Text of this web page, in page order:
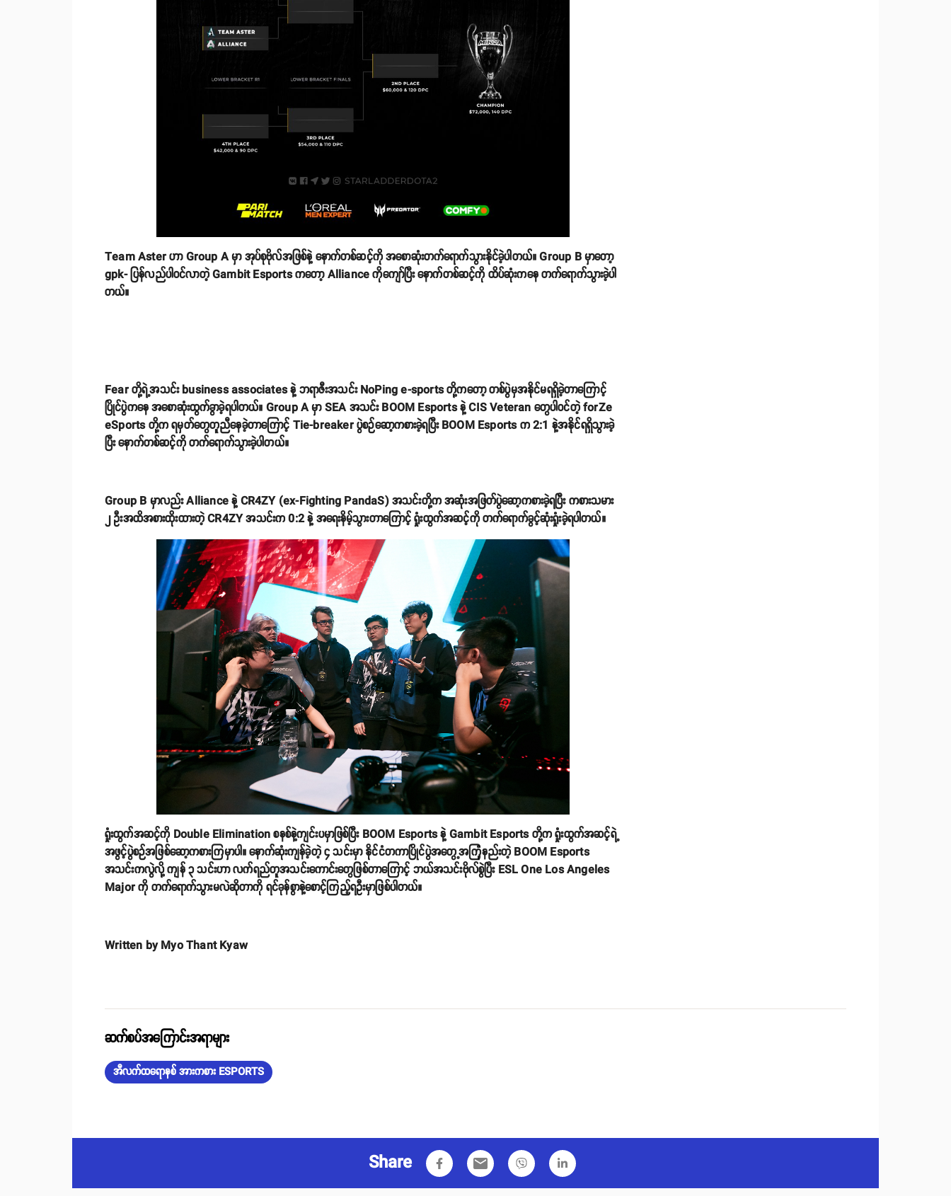
Team Aster ဟာ Group A မှာ အုပ်စုဗိုလ်အဖြစ်နဲ့ နောက်တစ်ဆင့်ကို အစောဆုံးတက်ရောက်သွားနိုင်ခဲ့ပါတယ်။ Group B မှာတော့
gpk- ပြန်လည်ပါဝင်လာတဲ့ Gambit Esports ကတော့ Alliance ကိုကျော်ပြီး နောက်တစ်ဆင့်ကို ထိပ်ဆုံးကနေ တက်ရောက်သွားခဲ့ပါ
တယ်။
Fear တို့ရဲ့အသင်း business associates နဲ့ ဘရာဇီးအသင်း NoPing e-sports တို့ကတော့ တစ်ပွဲမှအနိုင်မရရှိခဲ့တာကြောင့်
ပြိုင်ပွဲကနေ အစောဆုံးထွက်ခွာခဲ့ရပါတယ်။ Group A မှာ SEA အသင်း BOOM Esports နဲ့ CIS Veteran တွေပါဝင်တဲ့ forZe
eSports တို့က ရမှတ်တွေတူညီနေခဲ့တာကြောင့် Tie-breaker ပွဲစဉ်ဆော့ကစားခဲ့ရပြီး BOOM Esports က 2:1 နဲ့အနိုင်ရရှိသွားခဲ့
ပြီး နောက်တစ်ဆင့်ကို တက်ရောက်သွားခဲ့ပါတယ်။
Group B မှာလည်း Alliance နဲ့ CR4ZY (ex-Fighting PandaS) အသင်းတို့က အဆုံးအဖြတ်ပွဲဆော့ကစားခဲ့ရပြီး ကစားသမား
၂ ဦးအထိအစားထိုးထားတဲ့ CR4ZY အသင်းက 0:2 နဲ့ အရေးနိမ့်သွားတာကြောင့် ရှုံးထွက်အဆင့်ကို တက်ရောက်ခွင့်ဆုံးရှုံးခဲ့ရပါတယ်။
ရှုံးထွက်အဆင့်ကို Double Elimination စနစ်နဲ့ကျင်းပမှာဖြစ်ပြီး BOOM Esports နဲ့ Gambit Esports တို့က ရှုံးထွက်အဆင့်ရဲ့
အဖွင့်ပွဲစဉ်အဖြစ်ဆော့ကစားကြမှာပါ။ နောက်ဆုံးကျန်ခဲ့တဲ့ ၄ သင်းမှာ နိုင်ငံတကာပြိုင်ပွဲအတွေ့အကြုံနည်းတဲ့ BOOM Esports
အသင်းကလွဲလို့ ကျန် ၃ သင်းဟာ လက်ရည်တူအသင်းကောင်းတွေဖြစ်တာကြောင့် ဘယ်အသင်းဗိုလ်စွဲပြီး ESL One Los Angeles
Major ကို တက်ရောက်သွားမလဲဆိုတာကို ရင်ခုန်စွာနဲ့စောင့်ကြည့်ရဦးမှာဖြစ်ပါတယ်။
Written by Myo Thant Kyaw
ဆက်စပ်အကြောင်းအရာများ
အီလက်ထရောနစ် အားကစား ESPORTS
Share email